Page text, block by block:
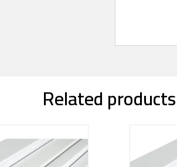
Related products